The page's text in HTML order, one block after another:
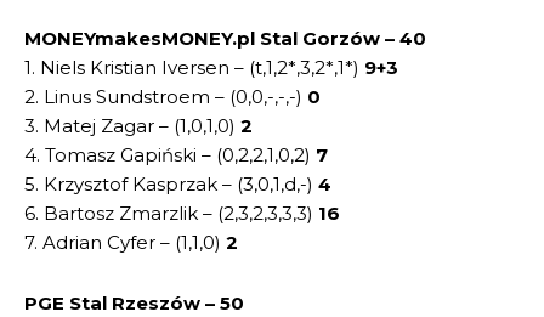
MONEYmakesMONEY.pl Stal Gorzów – 40
1. Niels Kristian Iversen – (t,1,2*,3,2*,1*) 9+3
2. Linus Sundstroem – (0,0,-,-,-) 0
3. Matej Zagar – (1,0,1,0) 2
4. Tomasz Gapiński – (0,2,2,1,0,2) 7
5. Krzysztof Kasprzak – (3,0,1,d,-) 4
6. Bartosz Zmarzlik – (2,3,2,3,3,3) 16
7. Adrian Cyfer – (1,1,0) 2
PGE Stal Rzeszów – 50